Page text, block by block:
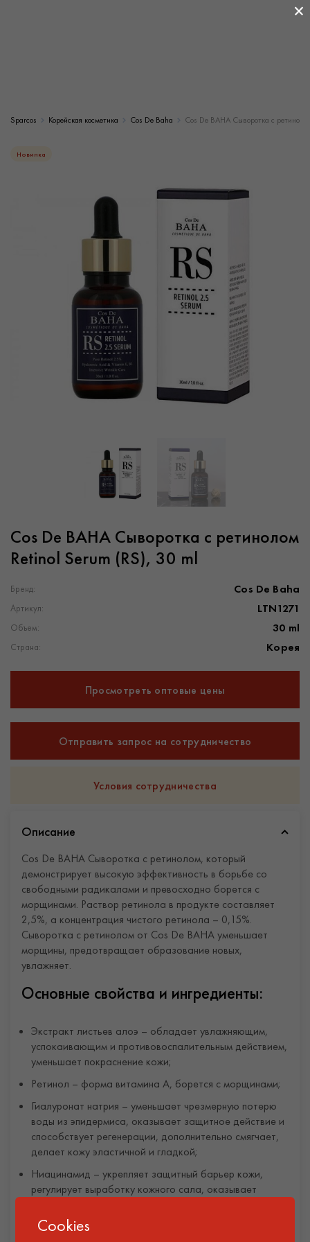
Sparcos Корейская косметика Cos De Baha Cos De BAHA Сыворотка с
Новинка
Cos De BAHA Сыворотка с ретинолом
Retinol Serum (RS), 30 ml
Бренд: Cos De Baha
Артикул: LTN1271
Объем: 30 ml
Страна: Корея
Просмотреть оптовые цены
Отправить запрос на сотрудничество
Условия сотрудничества
Описание
Cos De BAHA Сыворотка с ретинолом, который
демонстрирует высокую эффективность в борьбе со
свободными радикалами и превосходно борется с
морщинами. Раствор ретинола в продукте составляет
2,5%, а концентрация чистого ретинола – 0,15%.
Сыворотка с ретинолом от Cos De BAHA уменьшает
морщины, предотвращает образование новых,
увлажняет.
Основные свойства и ингредиенты:
Экстракт листьев алоэ – обладает увлажняющим,
успокаивающим и противовоспалительным действием,
уменьшает покраснение кожи;
Ретинол – форма витамина А, борется с морщинами;
Гиалуронат натрия – уменьшает чрезмерную потерю
воды из эпидермиса, оказывает защитное действие и
способствует регенерации, дополнительно смягчает,
делает кожу эластичной и гладкой;
Ниацинамид – укрепляет защитный барьер кожи,
регулирует выработку кожного сала, оказывает
осветляющее действие;
×
Cookies